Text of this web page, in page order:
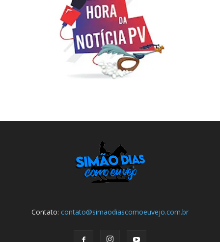
Contato: contato@simaodiascomoeuvejo.com.br